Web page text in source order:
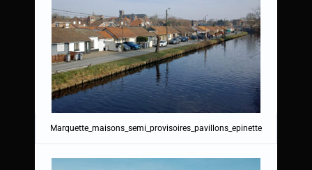
Marquette_maisons_semi_provisoires_pavillons_epinette